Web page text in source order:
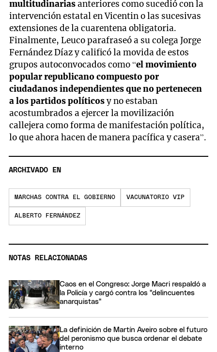
multitudinariasanteriores como sucedió con la
intervención estatal en Vicentin o las sucesivas
extensiones de la cuarentena obligatoria.
Finalmente, Leuco parafraseó a su colega Jorge
Fernández Díaz y calificó la movida de estos
grupos autoconvocados como “el movimiento
popular republicano compuesto por
ciudadanos independientes que no pertenecen
a los partidos políticosy no estaban
acostumbrados a ejercer la movilización
callejera como forma de manifestación política,
lo que ahora hacen de manera pacífica y casera”.
ARCHIVADO EN
MARCHAS CONTRA EL GOBIERNO VACUNATORIO VIP
ALBERTO FERNÁNDEZ
NOTAS RELACIONADAS
Caos en el Congreso: Jorge Macri respaldó a
la Policía y cargó contra los "delincuentes
anarquistas"
La definición de Martín Aveiro sobre el futuro
del peronismo que busca ordenar el debate
interno